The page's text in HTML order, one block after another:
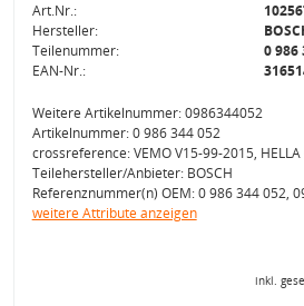
Art.Nr.:
Hersteller:
Teilenummer:
0 986
EAN-Nr.:
Weitere Artikelnummer: 0986344052
Artikelnummer: 0 986 344 052
crossreference: VEMO V15-99-2015,
Teilehersteller/Anbieter: BOSCH
Referenznummer(n) OEM: 0 986 344 052,
weitere Attribute anzeigen
inkl.